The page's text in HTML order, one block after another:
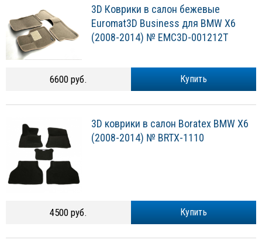
3D Коврики в салон бежевые
Euromat3D Business для BMW X6
(2008-2014) № EMC3D-001212T
Купить
6600 руб.
3D коврики в салон Boratex BMW X6
(2008-2014) № BRTX-1110
Купить
4500 руб.